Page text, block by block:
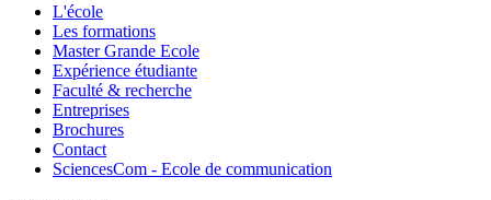
L'école
Les formations
Master Grande Ecole
Expérience étudiante
Faculté & recherche
Entreprises
Brochures
Contact
SciencesCom - Ecole de communication